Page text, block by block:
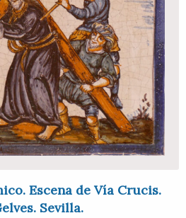
Escena de Vía Crucis.
Sevilla.